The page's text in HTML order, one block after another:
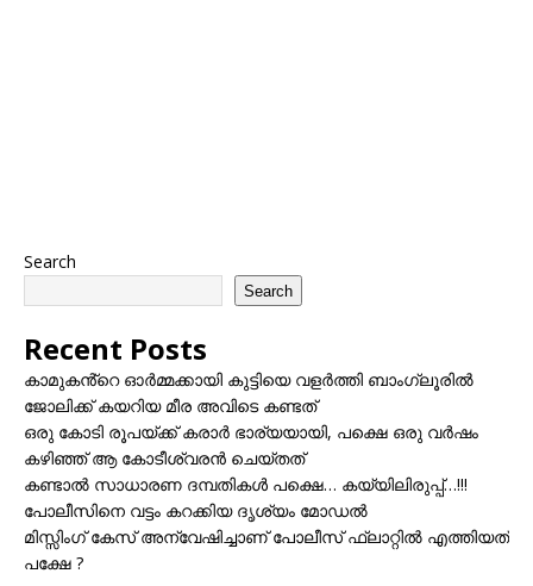
Search
Search
Recent Posts
കാമുകൻ്റെ ഓർമ്മക്കായി കുട്ടിയെ വളർത്തി ബാംഗ്ലൂരിൽ
ജോലിക്ക് കയറിയ മീര അവിടെ കണ്ടത്
ഒരു കോടി രൂപയ്ക്ക് കരാർ ഭാര്യയായി, പക്ഷെ ഒരു വർഷം
കഴിഞ്ഞ് ആ കോടീശ്വരൻ ചെയ്തത്
കണ്ടാൽ സാധാരണ ദമ്പതികൾ പക്ഷെ… കയ്യിലിരുപ്പ്…!!!
പോലീസിനെ വട്ടം കറക്കിയ ദൃശ്യം മോഡല്‍
മിസ്സിംഗ് കേസ് അന്വേഷിച്ചാണ് പോലീസ് ഫ്ലാറ്റിൽ എത്തിയത്
പക്ഷേ ?